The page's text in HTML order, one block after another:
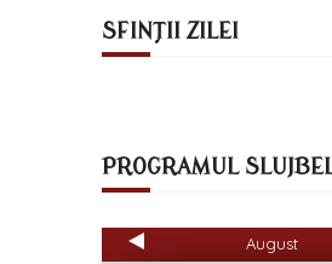
SFINȚII ZILEI
PROGRAMUL
August